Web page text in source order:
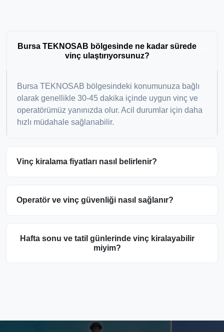
Bursa TEKNOSAB bölgesinde ne kadar sürede
vinç ulaştırıyorsunuz?
Bursa TEKNOSAB bölgesindeki konumunuza bağlı
olarak genellikle 30-45 dakika içinde uygun vinç ve
operatörümüz yanınızda olur. Acil durumlar için daha
hızlı müdahale sağlanabilir.
Vinç kiralama fiyatları nasıl belirlenir?
Operatör ve vinç güvenliği nasıl sağlanır?
Hafta sonu ve tatil günlerinde vinç kiralayabilir
miyim?